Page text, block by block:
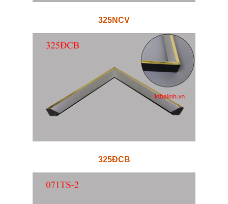
325NCV
325ĐCB